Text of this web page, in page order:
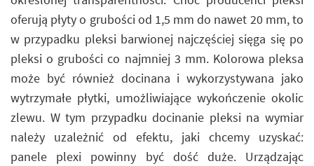
oferują płyty o grubości od 1,5 mm do nawet 20 mm, to
w przypadku pleksi barwionej najczęściej sięga się po
pleksi o grubości co najmniej 3 mm. Kolorowa pleksa
może być również docinana i wykorzystywana jako
wytrzymałe płytki, umożliwiające wykończenie okolic
zlewu. W tym przypadku docinanie pleksi na wymiar
należy uzależnić od efektu, jaki chcemy uzyskać:
panele plexi powinny być dość duże. Urządzając